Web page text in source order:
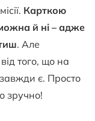
Карткою
й ні – адже
. Але
того, що на
завжди є. Просто
зручно!